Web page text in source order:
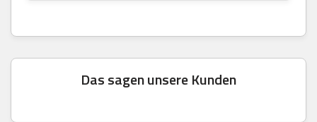
Das sagen unsere Kunden